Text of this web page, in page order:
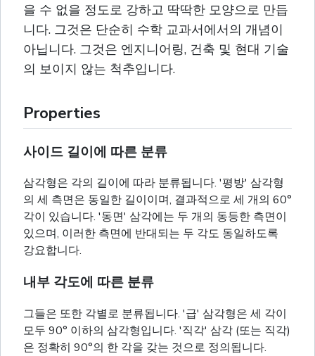
을 수 없을 정도로 강하고 딱딱한 모양으로 만듭
니다. 그것은 단순히 수학 교과서에서의 개념이
아닙니다. 그것은 엔지니어링, 건축 및 현대 기술
의 보이지 않는 척추입니다.
Properties
사이드 길이에 따른 분류
삼각형은 각의 길이에 따라 분류됩니다. '평방' 삼각형
의 세 측면은 동일한 길이이며, 결과적으로 세 개의 60°
각이 있습니다. '동면' 삼각에는 두 개의 동등한 측면이
있으며, 이러한 측면에 반대되는 두 각도 동일하도록
강요합니다.
내부 각도에 따른 분류
그들은 또한 각별로 분류됩니다. '급' 삼각형은 세 각이
모두 90° 이하의 삼각형입니다. '직각' 삼각 (또는 직각)
은 정확히 90°의 한 각을 갖는 것으로 정의됩니다.